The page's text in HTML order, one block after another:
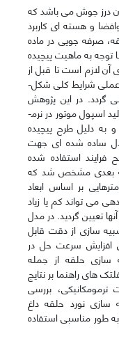
درز جوش می ­باشد که
و هسته­­ ای کاربرد
صرفه­ جویی در ماده
توجه به ماهیت پیچیده
آن لازم است تا قبل از
ساخت حلقه­ های طرحدار به جای آزمایشات عملی شرایط کلی شکل­
گردد. در این پژوهش
اسپول موتور در نرم­
به دلیل طرح پیچیده
ساده شده ­ای جهت
استفاده شده
بعدی مشخص شد که
بر اساس ابعاد
تواند کم یا زیاد
تعیین گردید. در مدل
شبیه­ سازی از دقت قابل
افزایش سرعت حل در
سازی حلقه از جمله
­های راهنما بر نتایج
ترمومکانیکی، بررسی
سازی نورد حلقه داغ
طور مناسبی استفاده